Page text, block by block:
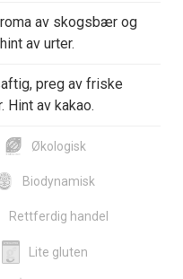
av skogsbær og
av urter.
preg av friske
av kakao.
Økologisk
Biodynamisk
Rettferdig handel
Lite gluten